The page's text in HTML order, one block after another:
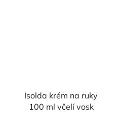
Isolda krém na ruky
100 ml včelí vosk